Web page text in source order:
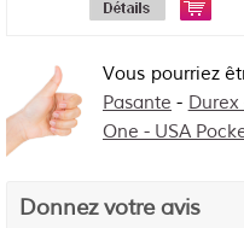
Vous pourriez
Pasante -
One - USA
Donnez votre avis